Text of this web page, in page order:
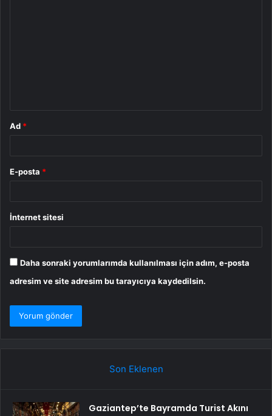
Ad *
E-posta *
İnternet sitesi
Daha sonraki yorumlarımda kullanılması için adım, e-posta
adresim ve site adresim bu tarayıcıya kaydedilsin.
Son Eklenen
Gaziantep’te Bayramda Turist Akını